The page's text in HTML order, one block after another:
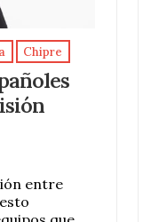
Chipre
entre